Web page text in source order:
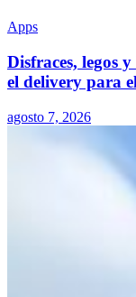
Apps
Disfraces, legos
el delivery para
agosto 7, 2026